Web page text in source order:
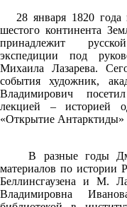
28 января 1820 года
шестого континента
принадлежит
экспедиции под
Михаила Лазарева.
события художник,
Владимирович
лекцией – историей
«Открытие Антарктиды»
В разные годы
материалов по
Беллинсгаузена и М.
Владимировна